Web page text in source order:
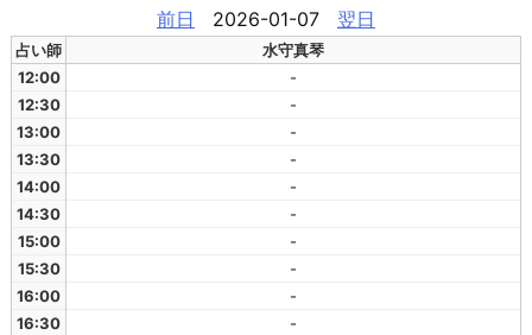
前日 2026-01-07 翌日
占い師
水守真琴
12:00
-
12:30
-
13:00
-
13:30
-
14:00
-
14:30
-
15:00
-
15:30
-
16:00
-
16:30
-